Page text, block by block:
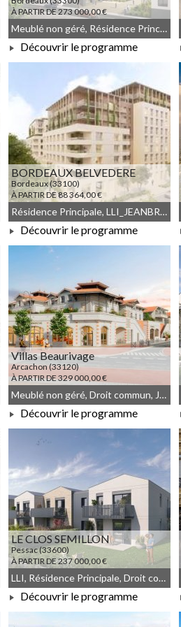
À PARTIR DE 273 000,00 €
À PARTIR DE 273 000,00 €
Meublé non géré, Résidence Principale, Droit commun
Découvrir le programme
BORDEAUX BELVEDERE
Bordeaux (33100)
À PARTIR DE 88 364,00 €
À PARTIR DE 88 364,00 €
Résidence Principale, LLI_JEANBRUN, LLI, JEANBRUN, Meublé non géré, Droit commun
Découvrir le programme
Villas Beaurivage
Arcachon (33120)
À PARTIR DE 329 000,00 €
À PARTIR DE 329 000,00 €
Meublé non géré, Droit commun, JEANBRUN
Découvrir le programme
LE CLOS SEMILLON
Pessac (33600)
À PARTIR DE 237 000,00 €
LLI, Résidence Principale, Droit commun, Meublé non géré, JEANBRUN, LLI_JEANBRUN
Découvrir le programme